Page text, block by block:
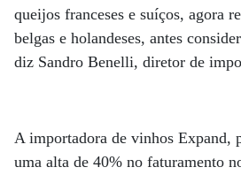
queijos franceses e suíços, agora
belgas e holandeses, antes
diz Sandro Benelli, diretor de
A importadora de vinhos Expand,
uma alta de 40% no faturamento